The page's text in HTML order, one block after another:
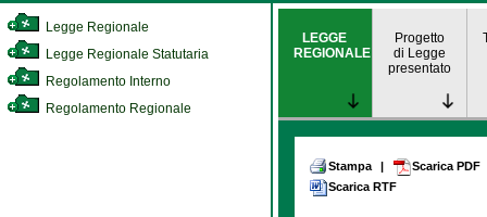
Legge Regionale
Legge Regionale Statutaria
Regolamento Interno
Regolamento Regionale
LEGGE
REGIONALE
Progetto
di Legge
presentato
Stampa |
Scarica PDF
Scarica RTF